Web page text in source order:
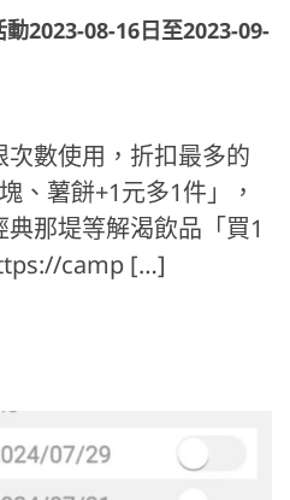
動2023-08-16日至2023-09-
數使用，折扣最多的
、薯餅+1元多1件」，
那堤等解渴飲品「買1
camp […]